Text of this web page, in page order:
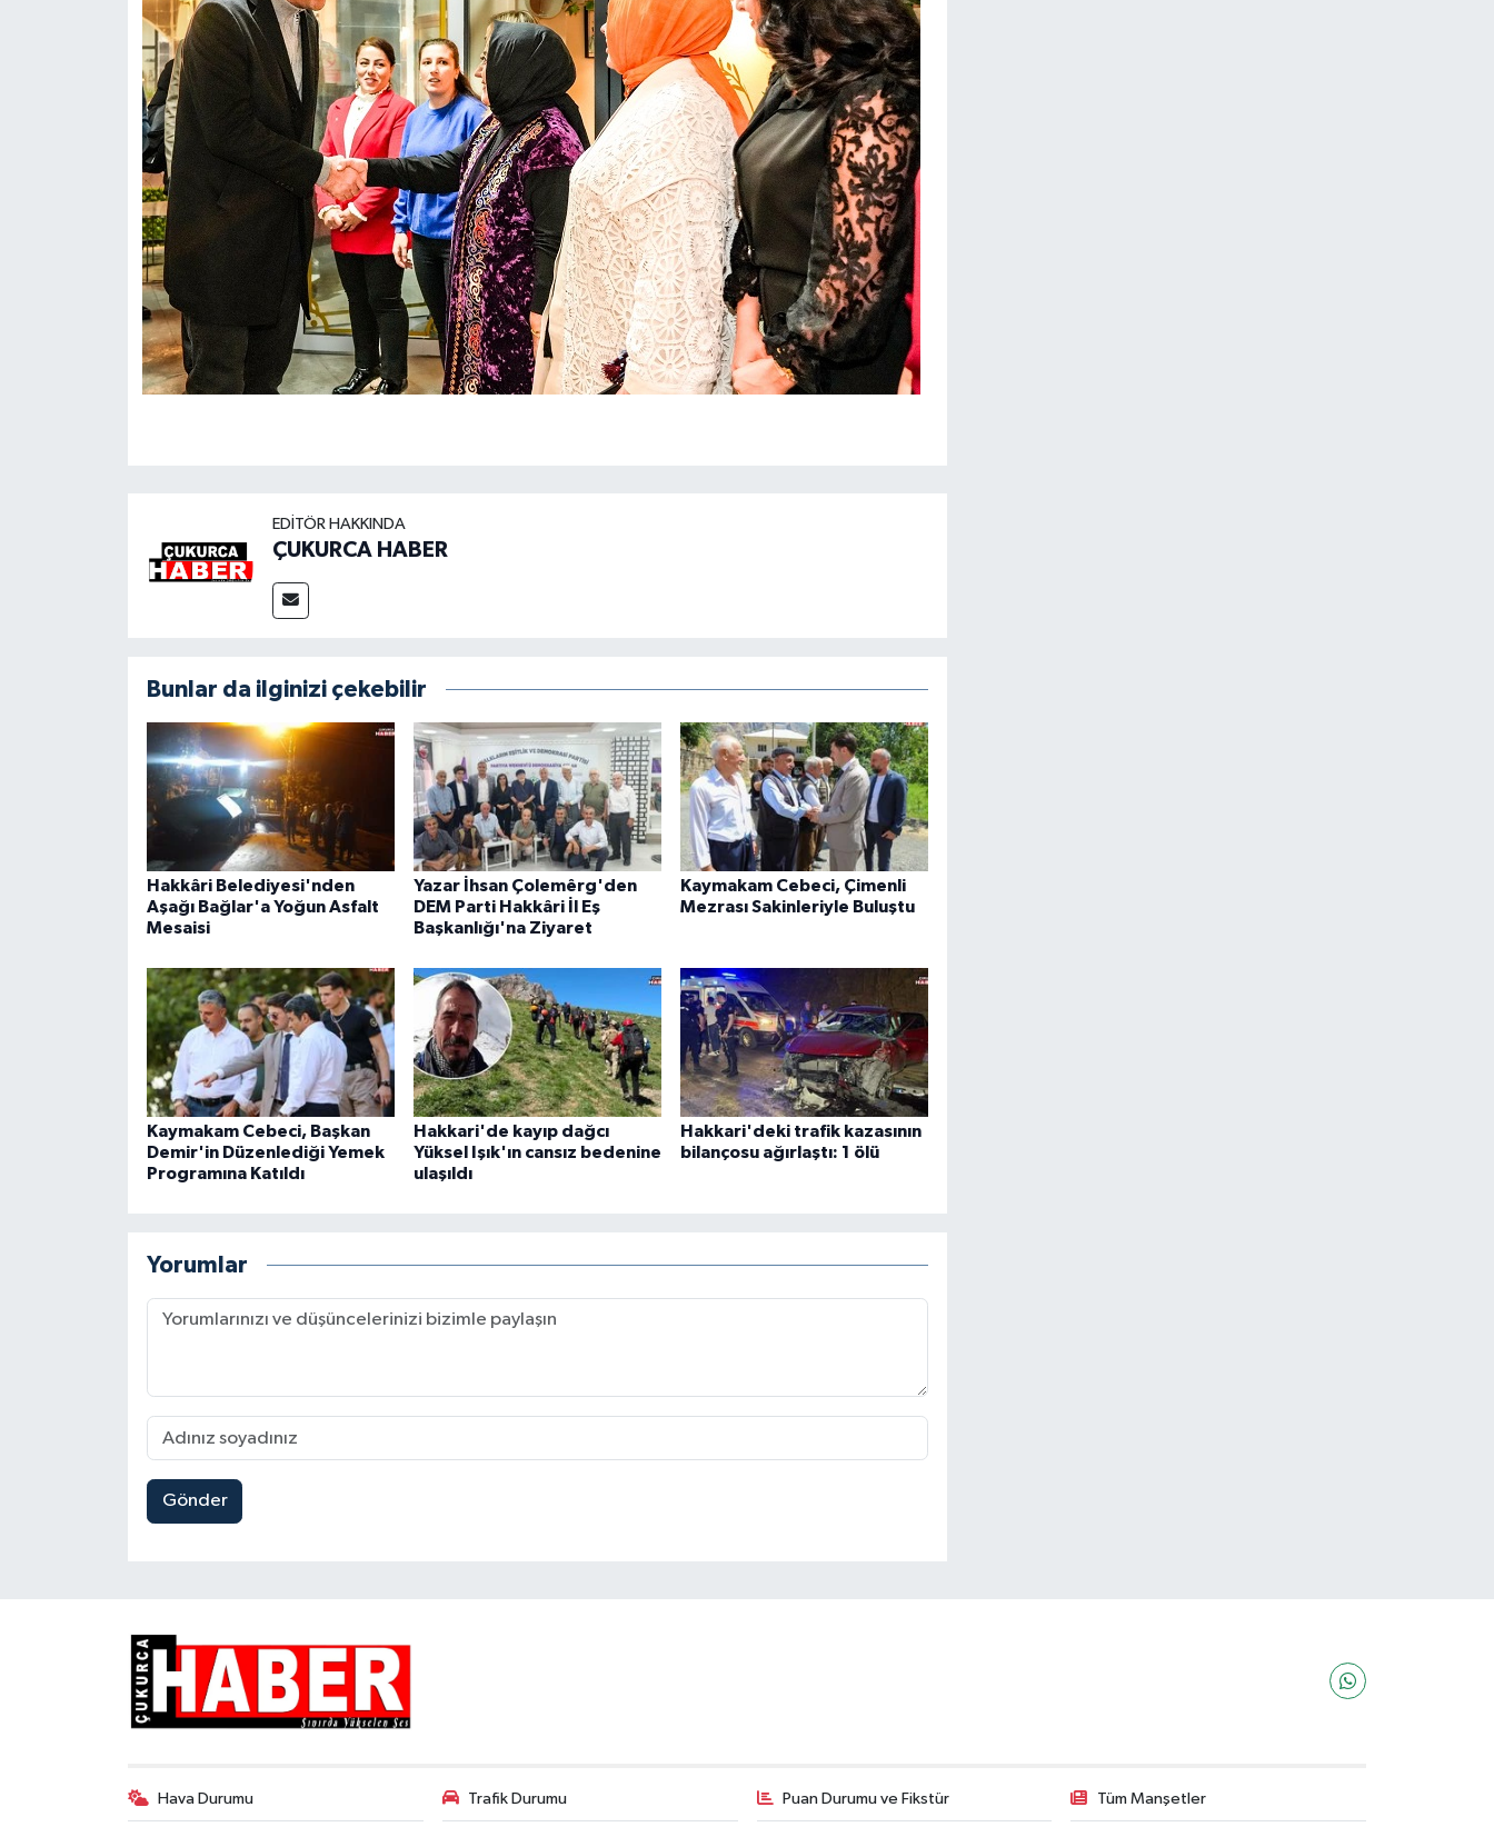
EDITÖR HAKKINDA
ÇUKURCA HABER
Bunlar da ilginizi çekebilir
Hakkâri Belediyesi'nden
Aşağı Bağlar'a Yoğun Asfalt
Mesaisi
Yazar İhsan Çolemêrg'den
DEM Parti Hakkâri İl Eş
Başkanlığı'na Ziyaret
Kaymakam Cebeci, Çimenli
Mezrası Sakinleriyle Buluştu
Kaymakam Cebeci, Başkan
Demir'in Düzenlediği Yemek
Programına Katıldı
Hakkari'de kayıp dağcı
Yüksel Işık'ın cansız bedenine
ulaşıldı
Hakkari'deki trafik kazasının
bilançosu ağırlaştı: 1 ölü
Yorumlar
Gönder
Hava Durumu Trafik Durumu Puan Durumu ve Fikstür Tüm Manşetler